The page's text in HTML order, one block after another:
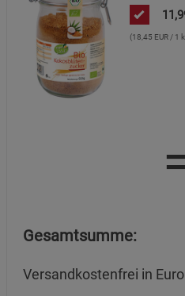
(18,45 EUR / 1
Gesamtsumme:
Versandkostenfrei in